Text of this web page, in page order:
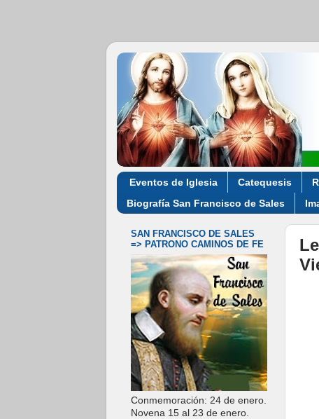
Eventos de Iglesia Catequesis
Biografía San Francisco de Sales
SAN FRANCISCO DE SALES
=> PATRONO CAMINOS DE FE
Conmemoración: 24 de enero.
Novena 15 al 23 de enero.